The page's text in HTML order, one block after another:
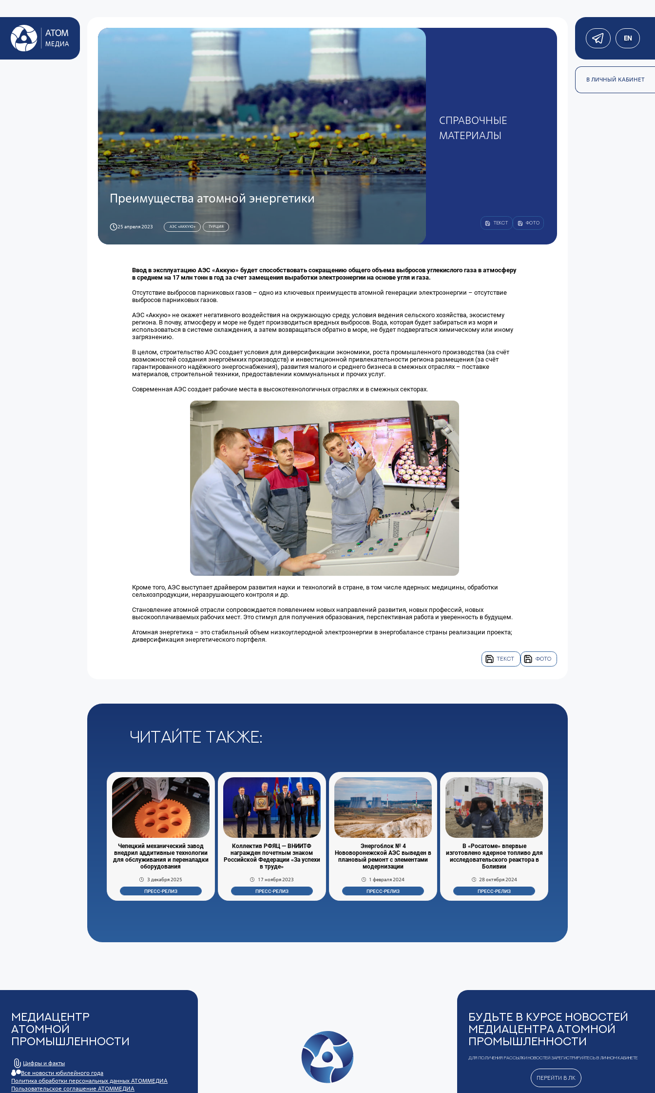
EN
В ЛИЧНЫЙ КАБИНЕТ
Преимущества атомной энергетики
25 апреля 2023 АЭС «АККУЮ» ТУРЦИЯ
СПРАВОЧНЫЕ
МАТЕРИАЛЫ
ТЕКСТ ФОТО
Ввод в эксплуатацию АЭС «Аккую» будет способствовать сокращению общего объема выбросов углекислого газа в атмосферу
в среднем на 17 млн тонн в год за счет замещения выработки электроэнергии на основе угля и газа.
Отсутствие выбросов парниковых газов – одно из ключевых преимуществ атомной генерации электроэнергии – отсутствие
выбросов парниковых газов.
АЭС «Аккую» не окажет негативного воздействия на окружающую среду, условия ведения сельского хозяйства, экосистему
региона. В почву, атмосферу и море не будет производиться вредных выбросов. Вода, которая будет забираться из моря и
использоваться в системе охлаждения, а затем возвращаться обратно в море, не будет подвергаться химическому или иному
загрязнению.
В целом, строительство АЭС создает условия для диверсификации экономики, роста промышленного производства (за счёт
возможностей создания энергоёмких производств) и инвестиционной привлекательности региона размещения (за счёт
гарантированного надёжного энергоснабжения), развития малого и среднего бизнеса в смежных отраслях – поставке
материалов, строительной техники, предоставлении коммунальных и прочих услуг.
Современная АЭС создает рабочие места в высокотехнологичных отраслях и в смежных секторах.
Кроме того, АЭС выступает драйвером развития науки и технологий в стране, в том числе ядерных: медицины, обработки
сельхозпродукции, неразрушающего контроля и др.
Становление атомной отрасли сопровождается появлением новых направлений развития, новых профессий, новых
высокооплачиваемых рабочих мест. Это стимул для получения образования, перспективная работа и уверенность в будущем.
Атомная энергетика – это стабильный объем низкоуглеродной электроэнергии в энергобалансе страны реализации проекта;
диверсификация энергетического портфеля.
ТЕКСТ ФОТО
Читайте также:
Чепецкий механический завод
внедрил аддитивные технологии
для обслуживания и переналадки
оборудования
3 декабря 2025
ПРЕСС-РЕЛИЗ
Коллектив РФЯЦ — ВНИИТФ
награжден почетным знаком
Российской Федерации «За успехи
в труде»
17 ноября 2023
ПРЕСС-РЕЛИЗ
Энергоблок № 4
Нововоронежской АЭС выведен в
плановый ремонт с элементами
модернизации
1 февраля 2024
ПРЕСС-РЕЛИЗ
В «Росатоме» впервые
изготовлено ядерное топливо для
исследовательского реактора в
Боливии
28 октября 2024
ПРЕСС-РЕЛИЗ
Медиацентр
Атомной
Промышленности
Цифры и факты
Все новости юбилейного года
Политика обработки персональных данных АТОММЕДИА
Пользовательское соглашение АТОММЕДИА
Будьте в курсе новостей
Медиацентра Атомной
Промышленности
Для получения рассылки новостей зарегистрируйтесь в Личном кабинете
Перейти в ЛК